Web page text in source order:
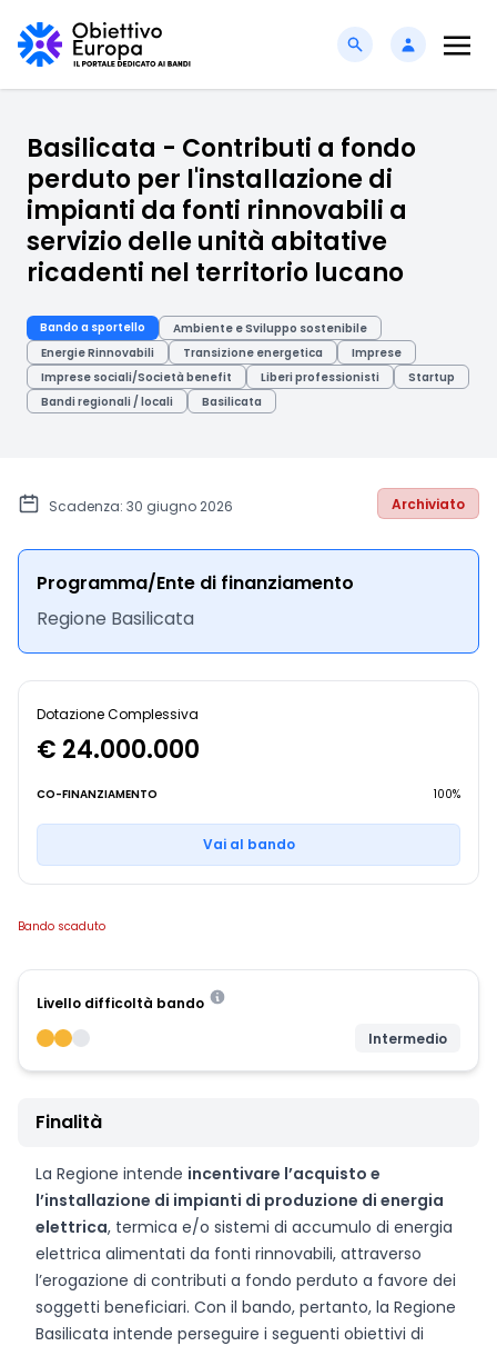
Basilicata - Contributi a fondo
perduto per l'installazione di
impianti da fonti rinnovabili a
servizio delle unità abitative
ricadenti nel territorio lucano
Bando a sportello
Ambiente e Sviluppo sostenibile
Energie Rinnovabili
Transizione energetica
Imprese
Imprese sociali/Società benefit
Liberi professionisti
Startup
Bandi regionali / locali
Basilicata
Scadenza: 30 giugno 2026 Archiviato
Programma/Ente di finanziamento
Regione Basilicata
Dotazione Complessiva
€ 24.000.000
CO-FINANZIAMENTO 100%
Vai al bando
Bando scaduto
Livello difficoltà bando
Intermedio
Finalità
La Regione intende incentivare l’acquisto e
l’installazione di impianti di produzione di energia
elettrica, termica e/o sistemi di accumulo di energia
elettrica alimentati da fonti rinnovabili, attraverso
l’erogazione di contributi a fondo perduto a favore dei
soggetti beneficiari. Con il bando, pertanto, la Regione
Basilicata intende perseguire i seguenti obiettivi di